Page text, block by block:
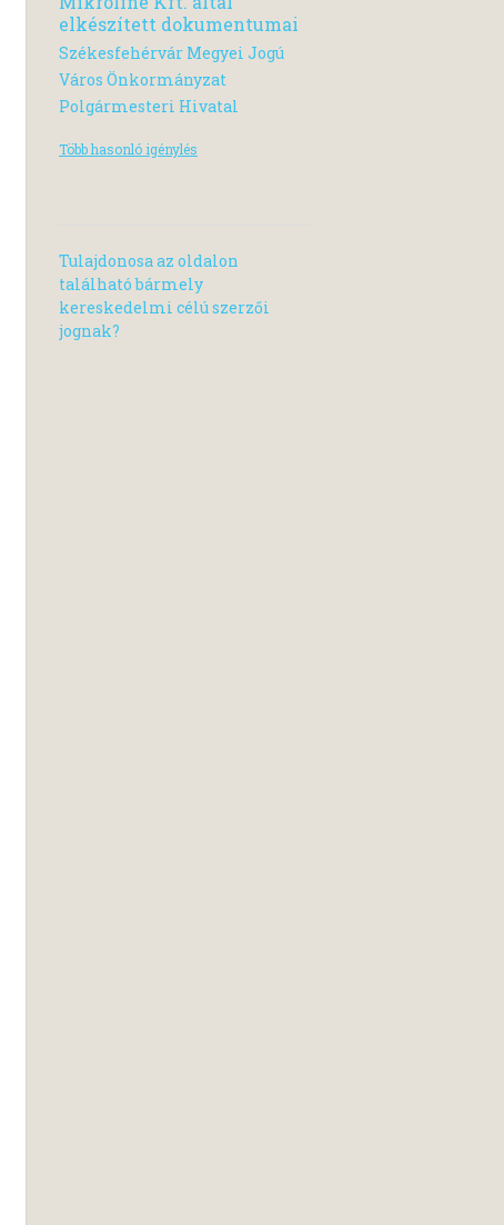
elkészített dokumentumai
Székesfehérvár Megyei Jogú
Város Önkormányzat
Polgármesteri Hivatal
Több hasonló igénylés
Tulajdonosa az oldalon
található bármely
kereskedelmi célú szerzői
jognak?